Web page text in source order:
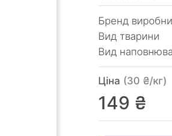
Бренд
Вид тварини
Вид
Ціна (30 ₴/кг)
149 ₴